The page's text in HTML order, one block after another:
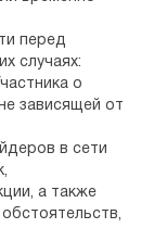
перед
случаях:
о
зависящей от
в сети
а также